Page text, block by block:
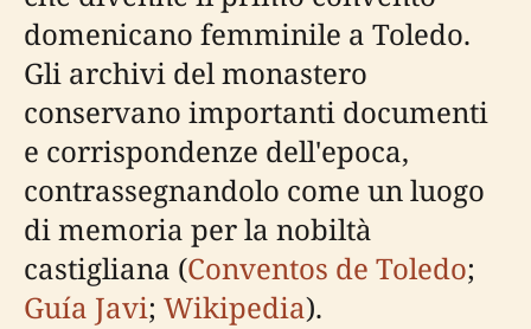
domenicano femminile a Toledo.
Gli archivi del monastero
conservano importanti documenti
e corrispondenze dell'epoca,
contrassegnandolo come un luogo
di memoria per la nobiltà
castigliana (Conventos de Toledo;
Guía Javi; Wikipedia).